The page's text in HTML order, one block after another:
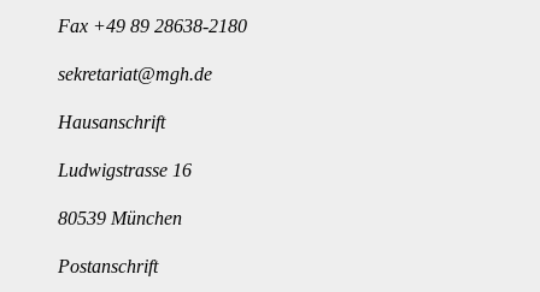
Fax +49 89 28638-2180
sekretariat@mgh.de
Hausanschrift
Ludwigstrasse 16
80539 München
Postanschrift